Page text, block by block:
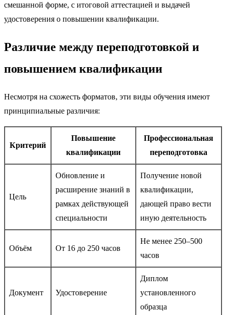
смешанной форме, с итоговой аттестацией и выдачей
удостоверения о повышении квалификации.
Различие между переподготовкой и
повышением квалификации
Несмотря на схожесть форматов, эти виды обучения имеют
принципиальные различия:
Критерий
Повышение
квалификации
Профессиональная
переподготовка
Цель
Обновление и
расширение знаний в
рамках действующей
специальности
Получение новой
квалификации,
дающей право вести
иную деятельность
Объём От 16 до 250 часов
Не менее 250–500
часов
Документ Удостоверение
Диплом
установленного
образца